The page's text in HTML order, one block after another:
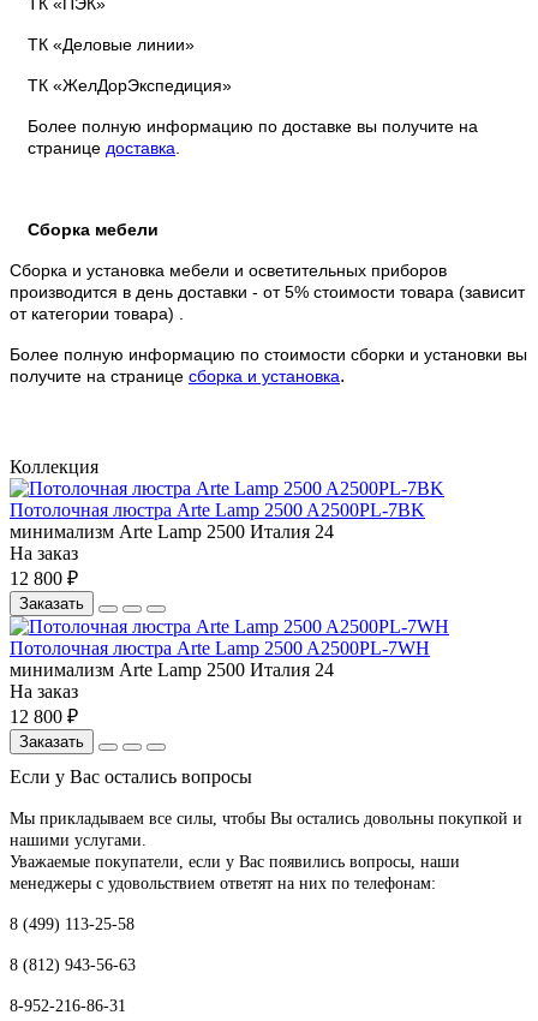
ТК «ПЭК»
ТК «Деловые линии»
ТК «ЖелДорЭкспедиция»
Более полную информацию по доставке вы получите на
странице доставка.
Сборка мебели
Сборка и установка мебели и осветительных приборов
производится в день доставки - от 5% стоимости товара (зависит
от категории товара) .
Более полную информацию по стоимости сборки и установки вы
получите на странице сборка и установка.
Коллекция
Потолочная люстра Arte Lamp 2500 A2500PL-7BK
минимализм Arte Lamp 2500 Италия 24
На заказ
12 800 ₽
Заказать
Потолочная люстра Arte Lamp 2500 A2500PL-7WH
минимализм Arte Lamp 2500 Италия 24
На заказ
12 800 ₽
Заказать
Если у Вас остались вопросы
Мы прикладываем все силы, чтобы Вы остались довольны покупкой и
нашими услугами.
Уважаемые покупатели, если у Вас появились вопросы, наши
менеджеры с удовольствием ответят на них по телефонам:
8 (499) 113-25-58
8 (812) 943-56-63
8-952-216-86-31